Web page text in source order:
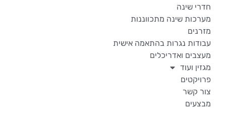
חדרי שינה
מערכות שינה מתכווננות
מזרנים
עבודות נגרות בהתאמה אישית
מעצבים ואדריכלים
מגזין ועוד
פרויקטים
צור קשר
מבצעים